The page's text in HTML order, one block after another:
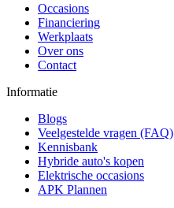
Occasions
Financiering
Werkplaats
Over ons
Contact
Informatie
Blogs
Veelgestelde vragen (FAQ)
Kennisbank
Hybride auto's kopen
Elektrische occasions
APK Plannen